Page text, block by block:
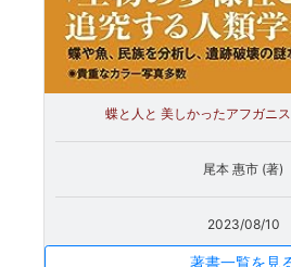
蝶と人と 美しかったアフガニ
尾本 惠市 (著)
2023/08/10
著書一覧を見